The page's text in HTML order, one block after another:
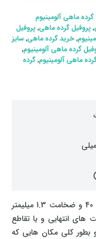
ماهی آلومینیوم
,پروفیل گرده ماهی,پروفیل
,خرید گرده ماهی,سایز
گرده ماهی آلومینیوم,
ماهی آلومینیوم,گرده
پروفیل آلومينيوم گرده ماهی عرض 40 و ضخامت 1.3 میلیمتر
انتهایی و یا تقاطع
کلی مکان هایی که